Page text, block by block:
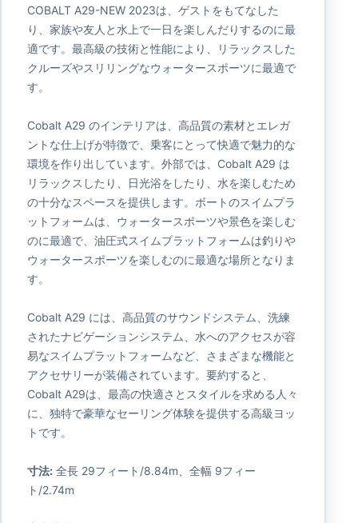
COBALT A29-NEW 2023は、ゲストをもてなした
り、家族や友人と水上で一日を楽しんだりするのに最
適です。最高級の技術と性能により、リラックスした
クルーズやスリリングなウォータースポーツに最適で
す。
Cobalt A29 のインテリアは、高品質の素材とエレガ
ントな仕上げが特徴で、乗客にとって快適で魅力的な
環境を作り出しています。外部では、Cobalt A29 は
リラックスしたり、日光浴をしたり、水を楽しむため
の十分なスペースを提供します。ボートのスイムプラ
ットフォームは、ウォータースポーツや景色を楽しむ
のに最適で、油圧式スイムプラットフォームは釣りや
ウォータースポーツを楽しむのに最適な場所となりま
す。
Cobalt A29 には、高品質のサウンドシステム、洗練
されたナビゲーションシステム、水へのアクセスが容
易なスイムプラットフォームなど、さまざまな機能と
アクセサリーが装備されています。要約すると、
Cobalt A29は、最高の快適さとスタイルを求める人々
に、独特で豪華なセーリング体験を提供する高級ヨッ
トです。
寸法:全長 29フィート/8.84m、全幅 9フィー
ト/2.74m